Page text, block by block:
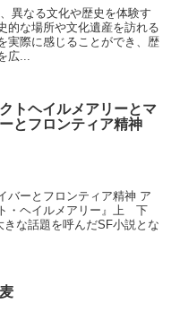
異なる文化や歴史を体験す
的な場所や文化遺産を訪れる
実際に感じることができ、歴
広...
トヘイルメアリーとマ
とフロンティア精神
バーとフロンティア精神 ア
・ヘイルメアリー』上 下
な話題を呼んだSF小説とな